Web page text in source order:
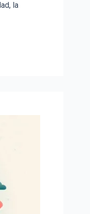
la